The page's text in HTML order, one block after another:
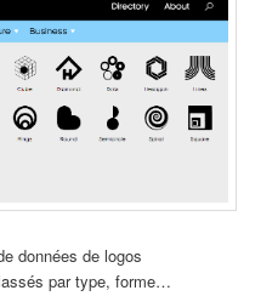
données de logos
par type, forme…